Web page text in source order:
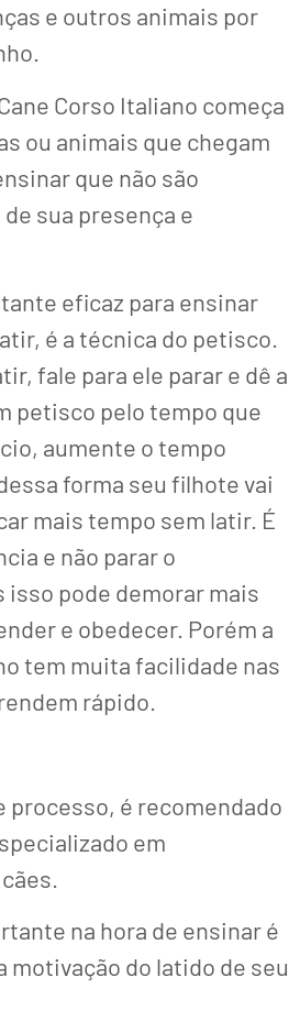
e outros animais por
Corso Italiano começa
ou animais que chegam
que não são
sua presença e
eficaz para ensinar
é a técnica do petisco.
fale para ele parar e dê a
petisco pelo tempo que
aumente o tempo
forma seu filhote vai
mais tempo sem latir. É
e não parar o
pode demorar mais
e obedecer. Porém a
tem muita facilidade nas
rápido.
processo, é recomendado
em
na hora de ensinar é
motivação do latido de seu